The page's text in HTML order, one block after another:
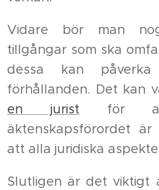
Vidare bör man
tillgångar som ska
dessa kan påverka
förhållanden. Det kan
en juristför att
äktenskapsförordet
att alla juridiska
Slutligen är det viktigt